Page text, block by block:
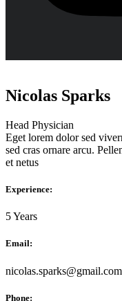
Nicolas Sparks
Head Physician
Eget lorem dolor sed
sed cras ornare arcu.
et netus
Experience:
5 Years
Email:
nicolas.sparks@gmail.com
Phone: